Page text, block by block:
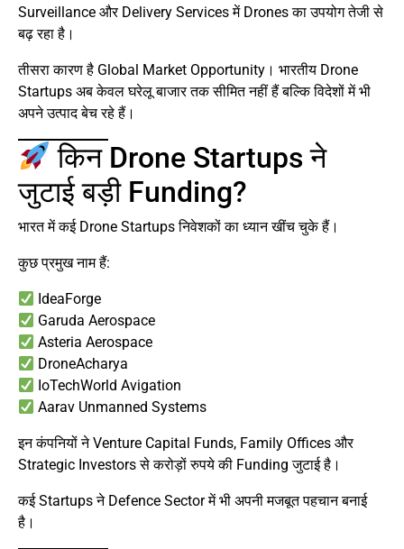
Surveillance और Delivery Services में Drones का उपयोग तेजी से
बढ़ रहा है।
तीसरा कारण है Global Market Opportunity। भारतीय Drone
Startups अब केवल घरेलू बाजार तक सीमित नहीं हैं बल्कि विदेशों में भी
अपने उत्पाद बेच रहे हैं।
किन Drone Startups ने
जुटाई बड़ी Funding?
भारत में कई Drone Startups निवेशकों का ध्यान खींच चुके हैं।
कुछ प्रमुख नाम हैं:
IdeaForge
Garuda Aerospace
Asteria Aerospace
DroneAcharya
IoTechWorld Avigation
Aarav Unmanned Systems
इन कंपनियों ने Venture Capital Funds, Family Offices और
Strategic Investors से करोड़ों रुपये की Funding जुटाई है।
कई Startups ने Defence Sector में भी अपनी मजबूत पहचान बनाई
है।